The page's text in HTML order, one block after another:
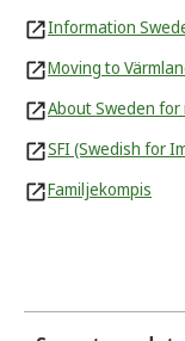
Information
Moving to
About Sweden for
SFI (Swedish for
Familjekompis